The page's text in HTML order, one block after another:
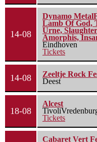
14-08
Dynamo
Lamb Of God,
Urne,
Amorphis,
Eindhoven
Tickets
14-08
Zeeltje Rock
Deest
18-08
Alcest
Tickets
Cabaret Vert